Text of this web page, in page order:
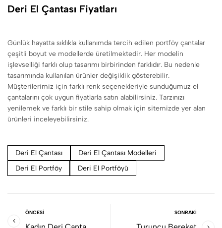
Deri El Çantası Fiyatları
Günlük hayatta sıklıkla kullanımda tercih edilen portföy çantalar
çeşitli boyut ve modellerde üretilmektedir. Her modelin
işlevselliği farklı olup tasarımı birbirinden farklıdır. Bu nedenle
tasarımında kullanılan ürünler değişiklik gösterebilir.
Müşterilerimiz için farklı renk seçenekleriyle sunduğumuz el
çantalarını çok uygun fiyatlarla satın alabilirsiniz. Tarzınızı
yenilemek ve farklı bir stile sahip olmak için sitemizde yer alan
ürünleri inceleyebilirsiniz.
Deri El Çantası
Deri El Çantası Modelleri
Deri El Portföy
Deri El Portföyü
ÖNCESI SONRAKI